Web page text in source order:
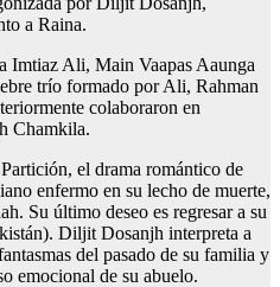
a Raina.
Imtiaz Ali, Main Vaapas Aaunga
trío formado por Ali, Rahman
colaboraron en
Chamkila.
el drama romántico de
enfermo en su lecho de muerte,
Su último deseo es regresar a su
Diljit Dosanjh interpreta a
del pasado de su familia y
emocional de su abuelo.